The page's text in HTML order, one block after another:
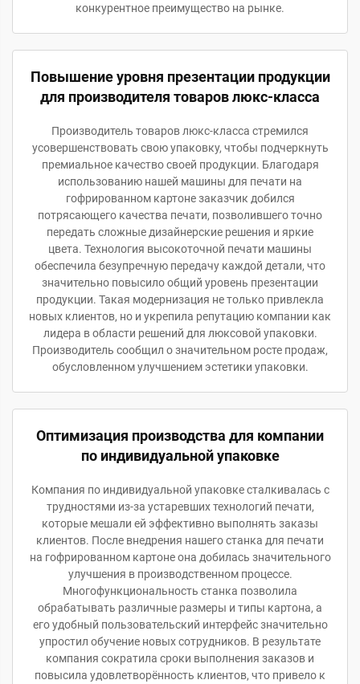
конкурентное преимущество на рынке.
Повышение уровня презентации продукции
для производителя товаров люкс-класса
Производитель товаров люкс-класса стремился
усовершенствовать свою упаковку, чтобы подчеркнуть
премиальное качество своей продукции. Благодаря
использованию нашей машины для печати на
гофрированном картоне заказчик добился
потрясающего качества печати, позволившего точно
передать сложные дизайнерские решения и яркие
цвета. Технология высокоточной печати машины
обеспечила безупречную передачу каждой детали, что
значительно повысило общий уровень презентации
продукции. Такая модернизация не только привлекла
новых клиентов, но и укрепила репутацию компании как
лидера в области решений для люксовой упаковки.
Производитель сообщил о значительном росте продаж,
обусловленном улучшением эстетики упаковки.
Оптимизация производства для компании
по индивидуальной упаковке
Компания по индивидуальной упаковке сталкивалась с
трудностями из-за устаревших технологий печати,
которые мешали ей эффективно выполнять заказы
клиентов. После внедрения нашего станка для печати
на гофрированном картоне она добилась значительного
улучшения в производственном процессе.
Многофункциональность станка позволила
обрабатывать различные размеры и типы картона, а
его удобный пользовательский интерфейс значительно
упростил обучение новых сотрудников. В результате
компания сократила сроки выполнения заказов и
повысила удовлетворённость клиентов, что привело к